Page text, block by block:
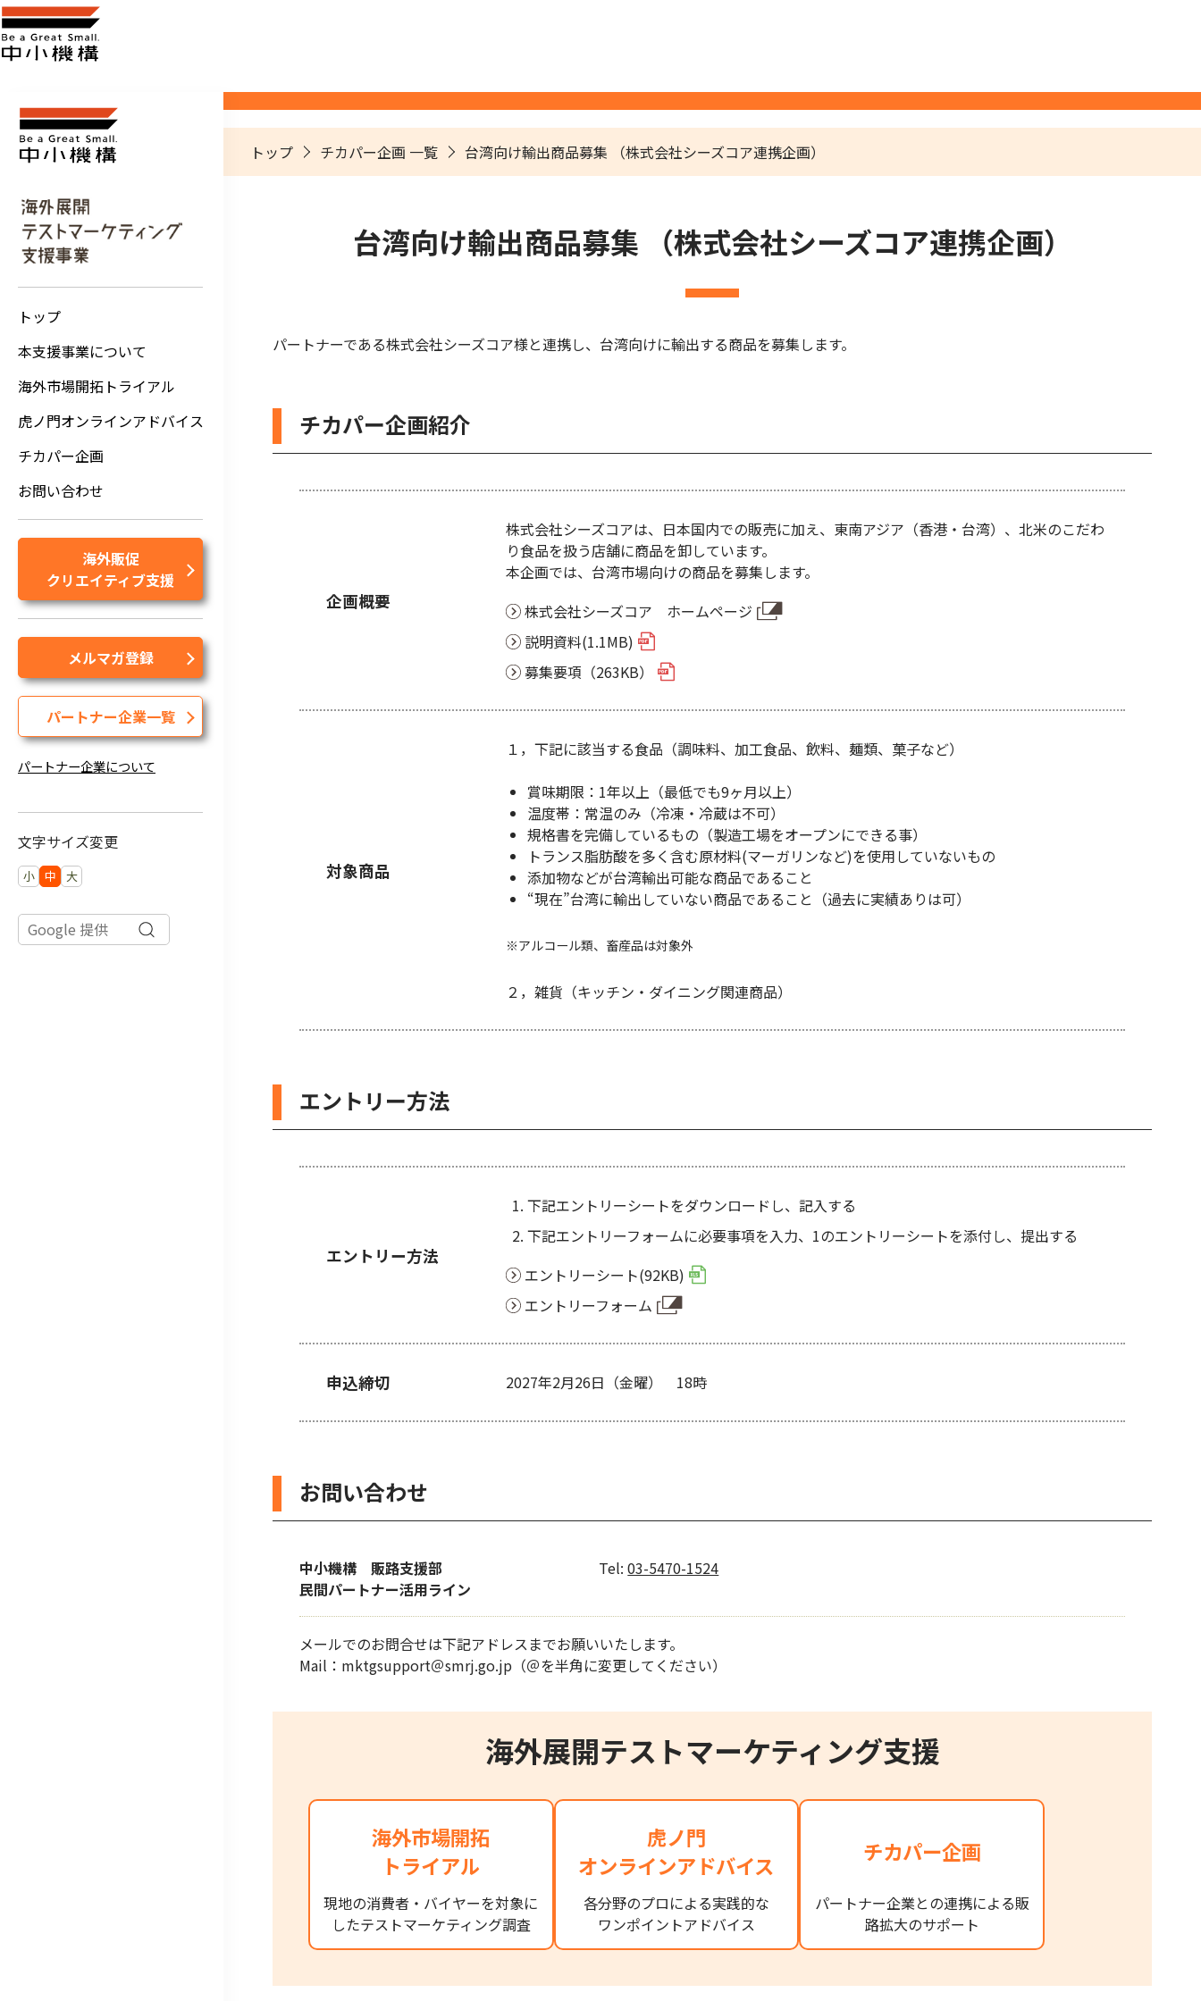
トップ
本支援事業について
海外市場開拓トライアル
虎ノ門オンラインアドバイス
チカパー企画
お問い合わせ
海外販促
クリエイティブ支援
メルマガ登録
パートナー企業一覧
パートナー企業について
文字サイズ変更
小 中 大
トップ チカパー企画 一覧 台湾向け輸出商品募集 （株式会社シーズコア連携企画）
台湾向け輸出商品募集 （株式会社シーズコア連携企画）
パートナーである株式会社シーズコア様と連携し、台湾向けに輸出する商品を募集します。
チカパー企画紹介
企画概要
株式会社シーズコアは、日本国内での販売に加え、東南アジア（香港・台湾）、北米のこだわ
り食品を扱う店舗に商品を卸しています。
本企画では、台湾市場向けの商品を募集します。
株式会社シーズコア ホームページ
説明資料(1.1MB)
募集要項（263KB）
対象商品
１，下記に該当する食品（調味料、加工食品、飲料、麺類、菓子など）
賞味期限：1年以上（最低でも9ヶ月以上）
温度帯：常温のみ（冷凍・冷蔵は不可）
規格書を完備しているもの（製造工場をオープンにできる事）
トランス脂肪酸を多く含む原材料(マーガリンなど)を使用していないもの
添加物などが台湾輸出可能な商品であること
“現在”台湾に輸出していない商品であること（過去に実績ありは可）
アルコール類、畜産品は対象外
２，雑貨（キッチン・ダイニング関連商品）
エントリー方法
エントリー方法
下記エントリーシートをダウンロードし、記入する
下記エントリーフォームに必要事項を入力、1のエントリーシートを添付し、提出する
エントリーシート(92KB)
エントリーフォーム
申込締切 2027年2月26日（金曜） 18時
お問い合わせ
中小機構 販路支援部
民間パートナー活用ライン
Tel:03-5470-1524
メールでのお問合せは下記アドレスまでお願いいたします。
Mail：mktgsupport＠smrj.go.jp（＠を半角に変更してください）
海外展開テストマーケティング支援
海外市場開拓
トライアル
現地の消費者・バイヤーを対象に
したテストマーケティング調査
虎ノ門
オンラインアドバイス
各分野のプロによる実践的な
ワンポイントアドバイス
チカパー企画
パートナー企業との連携による販
路拡大のサポート